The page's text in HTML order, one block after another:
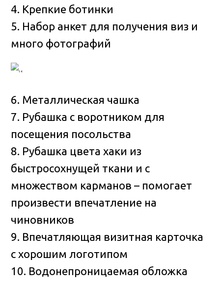
4. Крепкие ботинки
5. Набор анкет для получения виз и
много фотографий
6. Металлическая чашка
7. Рубашка с воротником для
посещения посольства
8. Рубашка цвета хаки из
быстросохнущей ткани и с
множеством карманов – помогает
произвести впечатление на
чиновников
9. Впечатляющая визитная карточка
с хорошим логотипом
10. Водонепроницаемая обложка